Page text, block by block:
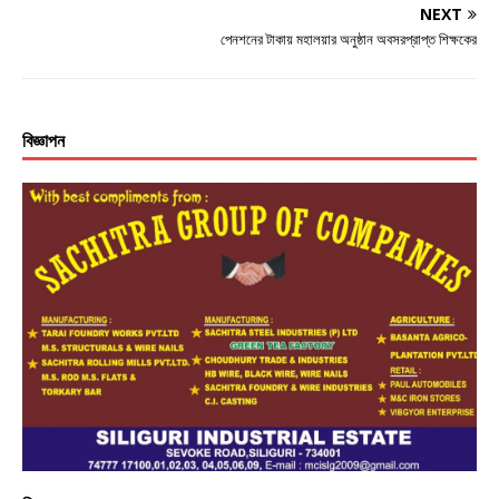
NEXT
পেনশনের টাকায় মহালয়ার অনুষ্ঠান অবসরপ্রাপ্ত শিক্ষকের
বিজ্ঞাপন